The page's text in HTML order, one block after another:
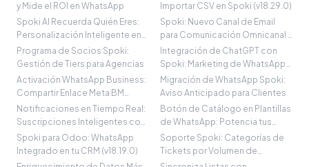
y Mide el ROI en WhatsApp
Importar CSV en Spoki (v18.29.0)
Spoki AI Recuerda Quién Eres:
Personalización Inteligente en
What
Spoki: Nuevo Canal de Email
para Comunicación Omnicanal y
Automat
Programa de Socios Spoki:
Gestión de Tiers para Agencias
Integración de ChatGPT con
Spoki: Marketing de WhatsApp
con IA
Activación WhatsApp Business:
Compartir Enlace Meta BM
(v18.21.11
Migración de WhatsApp Spoki:
Aviso Anticipado para Clientes
Notificaciones en Tiempo Real:
Suscripciones Inteligentes con
Spo
Botón de Catálogo en Plantillas
de WhatsApp: Potencia tus
Ventas
Spoki para Odoo: WhatsApp
Integrado en tu CRM (v18.19.0)
Soporte Spoki: Categorías de
Tickets por Volumen de
Conversacione